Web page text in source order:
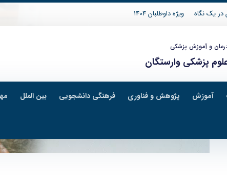
در یک نگاه ویژه داوطلبان 1404
و آموزش پزشکی
پزشکی وارستگان
آموزش پژوهش و فناوری فرهنگی دانشجویی بین الملل